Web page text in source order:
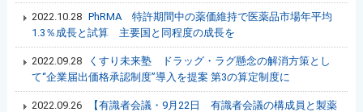
2022.10.28 PhRMA 特許期間中の薬価維持で医薬品市場年平均
1.3％成長と試算 主要国と同程度の成長を
2022.09.28
くすり未来塾 ドラッグ・ラグ懸念の解消方策とし
て“企業届出価格承認制度”導入を提案 第3の算定制度に
2022.09.26
【有識者会議・9月22日 有識者会議の構成員と製薬